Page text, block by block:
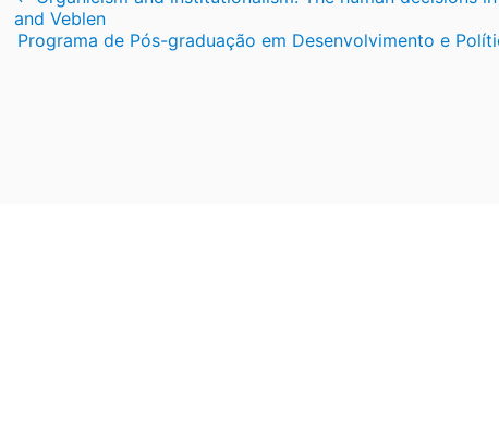
de
and Veblen
Programa de Pós-graduação em Desenvolvimento e